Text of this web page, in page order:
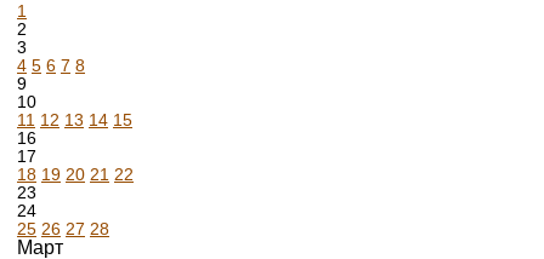
1
2
3
4 5 6 7 8
9
10
11 12 13 14 15
16
17
18 19 20 21 22
23
24
25 26 27 28
Март